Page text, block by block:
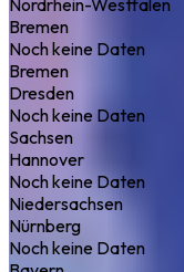
Bremen
Noch keine Daten
Bremen
Dresden
Noch keine Daten
Sachsen
Hannover
Noch keine Daten
Niedersachsen
Nürnberg
Noch keine Daten